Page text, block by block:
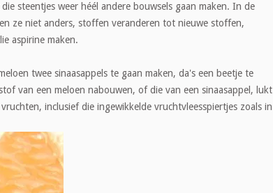
steentjes weer héél andere bouwsels gaan maken. In de
ze niet anders, stoffen veranderen tot nieuwe stoffen,
aspirine maken.
twee sinaasappels te gaan maken, da's een beetje te
van een meloen nabouwen, of die van een sinaasappel, lukt
inclusief die ingewikkelde vruchtvleesspiertjes zoals in